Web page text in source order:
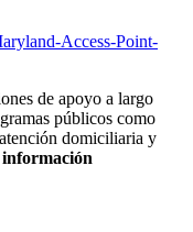
Access-Point-
de apoyo a largo
públicos como
domiciliaria y
información